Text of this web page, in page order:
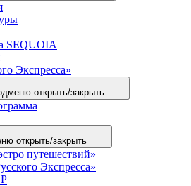
SEQUOIA
Экспресса»
открыть/закрыть
открыть/закрыть
путешествий»
Экспресса»